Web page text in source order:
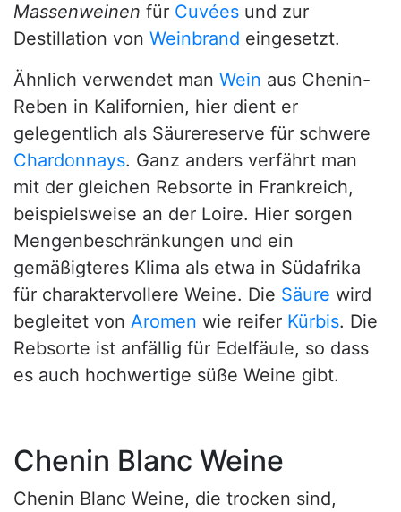
Massenweinen für Cuvées und zur
Destillation von Weinbrand eingesetzt.
Ähnlich verwendet man Wein aus Chenin-
Reben in Kalifornien, hier dient er
gelegentlich als Säurereserve für schwere
Chardonnays. Ganz anders verfährt man
mit der gleichen Rebsorte in Frankreich,
beispielsweise an der Loire. Hier sorgen
Mengenbeschränkungen und ein
gemäßigteres Klima als etwa in Südafrika
für charaktervollere Weine. Die Säure wird
begleitet von Aromen wie reifer Kürbis. Die
Rebsorte ist anfällig für Edelfäule, so dass
es auch hochwertige süße Weine gibt.
Chenin Blanc Weine
Chenin Blanc Weine, die trocken sind,